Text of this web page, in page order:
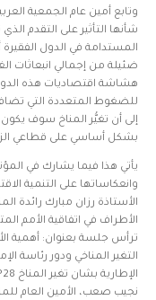
وتابع أمين عام الجمعية
شأنها التأثير على التقدم
المستدامة في الدول الفقيرة
ضئيلة من إجمالي انبعاثات
هشاشة اقتصاديات هذه
للضغوط المتعددة التي
إلى أن تغيُّر المناخ سوف
بشكل أساسي على قطاعي
يأتي هذا فيما يشارك في
وانعكاساتها على التنمية
الأستاذة رزان مبارك رائدة
ترأس جلسة بعنوان: أهمية
التغير المناخي ودور رئاسة
نجيب صعب، الأمين العام